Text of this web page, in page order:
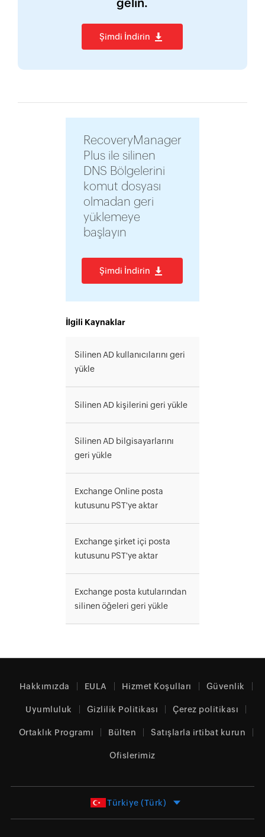
Şimdi İndirin
RecoveryManager
Plus ile silinen
DNS Bölgelerini
komut dosyası
olmadan geri
yüklemeye
başlayın
Şimdi İndirin
İlgili Kaynaklar
Silinen AD kullanıcılarını geri
yükle
Silinen AD kişilerini geri yükle
Silinen AD bilgisayarlarını
geri yükle
Exchange Online posta
kutusunu PST'ye aktar
Exchange şirket içi posta
kutusunu PST'ye aktar
Exchange posta kutularından
silinen öğeleri geri yükle
Hakkımızda EULA Hizmet Koşulları Güvenlik
Uyumluluk Gizlilik Politikası Çerez politikası
Ortaklık Programı Bülten Satışlarla irtibat kurun
Ofislerimiz
Türkiye (Türk)